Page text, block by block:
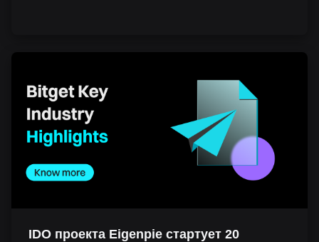
IDO проекта Eigenpie стартует 20